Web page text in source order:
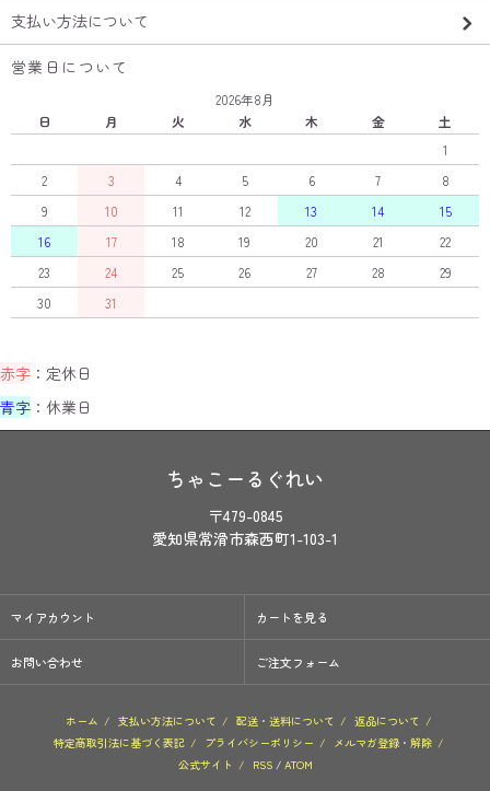
支払い方法について
営業日について
2026年8月
日
月 火 水 木 金
土
1
2
3 4 5 6 7
8
9
10 11 12 13 14
15
16
17 18 19 20 21
22
23
24 25 26 27 28
29
30
31
赤字 ：定休日
青字 ：休業日
ちゃこーるぐれい
〒479-0845
愛知県常滑市森西町1-103-1
マイアカウント カートを見る
お問い合わせ ご注文フォーム
ホーム / 支払い方法について / 配送・送料について / 返品について /
特定商取引法に基づく表記 / プライバシーポリシー / メルマガ登録・解除 /
公式サイト / RSS/ ATOM